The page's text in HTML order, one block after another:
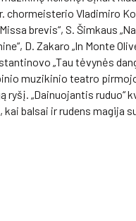
chormeisterio Vladimiro
brevis“, S. Šimkaus
D. Zakaro „In Monte
„Tau tėvynės
muzikinio teatro
„Dainuojantis ruduo“
balsai ir rudens magija